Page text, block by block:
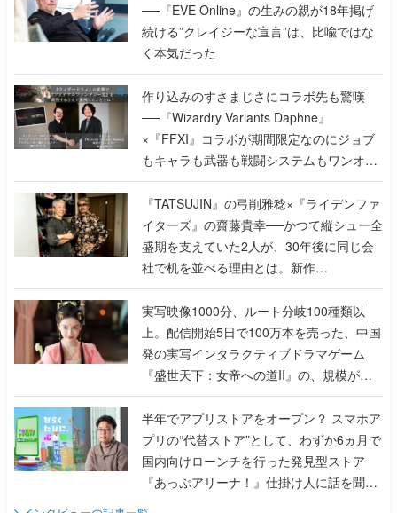
──『EVE Online』の生みの親が18年掲げ
続ける”クレイジーな宣言”は、比喩ではな
く本気だった
作り込みのすさまじさにコラボ先も驚嘆
──『Wizardry Variants Daphne』
×『FFXI』コラボが期間限定なのにジョブ
もキャラも武器も戦闘システムもワンオフ
で作り込まれた理由を両ディレクターに聞
く
『TATSUJIN』の弓削雅稔×『ライデンファ
イターズ』の齋藤貴幸──かつて縦シュー全
盛期を支えていた2人が、30年後に同じ会
社で机を並べる理由とは。新作
『TATSUJIN EXTREME』で初タッグを組
んだレジェンド2人に訊く開発秘話
実写映像1000分、ルート分岐100種類以
上。配信開始5日で100万本を売った、中国
発の実写インタラクティブドラマゲーム
『盛世天下：女帝への道II』の、規模が違
うこだわりをプロデューサーに聞いた
半年でアプリストアをオープン？ スマホア
プリの“代替ストア”として、わずか6ヵ月で
国内向けローンチを行った発見型ストア
『あっぷアリーナ！』仕掛け人に話を聞い
てみた